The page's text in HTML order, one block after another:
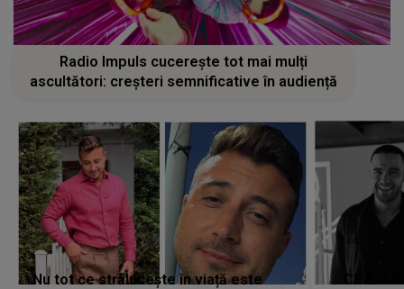
Radio Impuls cucerește tot mai mulți
ascultători: creșteri semnificative în audiență
Nu tot ce strălucește în viață este
CE S-A